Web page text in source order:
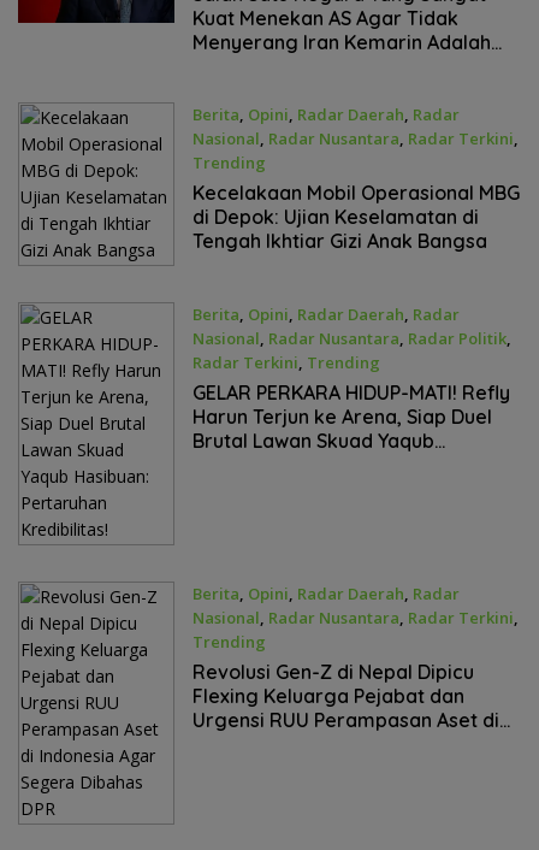
Kuat Menekan AS Agar Tidak
Menyerang Iran Kemarin Adalah
Berita, Opini, Radar Daerah, Radar
Nasional, Radar Nusantara, Radar Terkini,
Trending
Desember 16, 2025
Kecelakaan Mobil Operasional MBG
di Depok: Ujian Keselamatan di
Tengah Ikhtiar Gizi Anak Bangsa
Berita, Opini, Radar Daerah, Radar
Nasional, Radar Nusantara, Radar Politik,
Radar Terkini, Trending
Desember 15, 2025
GELAR PERKARA HIDUP-MATI! Refly
Harun Terjun ke Arena, Siap Duel
Brutal Lawan Skuad Yaqub
Berita, Opini, Radar Daerah, Radar
Nasional, Radar Nusantara, Radar Terkini,
Trending
September 11, 2025
Revolusi Gen-Z di Nepal Dipicu
Flexing Keluarga Pejabat dan
Urgensi RUU Perampasan Aset di